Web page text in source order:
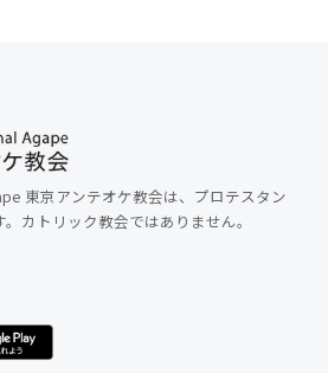
東京アンテオケ教会は、プロテスタン
カトリック教会ではありません。